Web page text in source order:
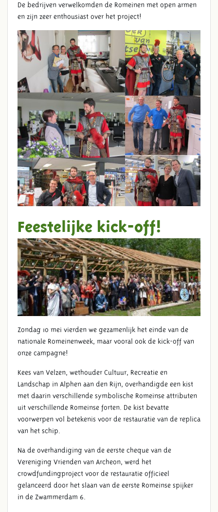
De bedrijven verwelkomden de Romeinen met open armen
en zijn zeer enthousiast over het project!
Feestelijke kick-off!
Zondag 10 mei vierden we gezamenlijk het einde van de
nationale Romeinenweek, maar vooral ook de kick-off van
onze campagne!
Kees van Velzen, wethouder Cultuur, Recreatie en
Landschap in Alphen aan den Rijn, overhandigde een kist
met daarin verschillende symbolische Romeinse attributen
uit verschillende Romeinse forten. De kist bevatte
voorwerpen vol betekenis voor de restauratie van de replica
van het schip.
Na de overhandiging van de eerste cheque van de
Vereniging Vrienden van Archeon, werd het
crowdfundingproject voor de restauratie officieel
gelanceerd door het slaan van de eerste Romeinse spijker
in de Zwammerdam 6.